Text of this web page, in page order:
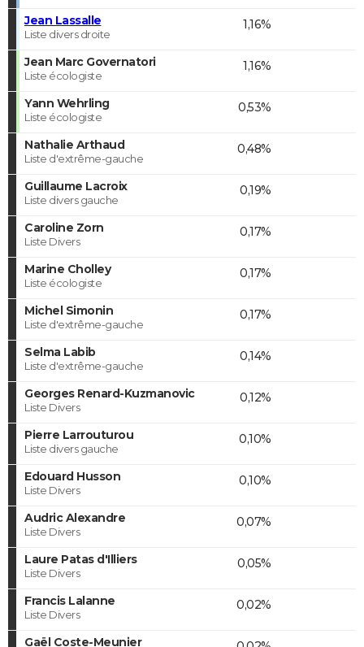
Jean Lassalle
Liste divers droite
1,16%
Jean Marc Governatori
Liste écologiste
1,16%
Yann Wehrling
Liste écologiste
0,53%
Nathalie Arthaud
Liste d'extrême-gauche
0,48%
Guillaume Lacroix
Liste divers gauche
0,19%
Caroline Zorn
Liste Divers
0,17%
Marine Cholley
Liste écologiste
0,17%
Michel Simonin
Liste d'extrême-gauche
0,17%
Selma Labib
Liste d'extrême-gauche
0,14%
Georges Renard-Kuzmanovic
Liste Divers
0,12%
Pierre Larrouturou
Liste divers gauche
0,10%
Edouard Husson
Liste Divers
0,10%
Audric Alexandre
Liste Divers
0,07%
Laure Patas d'Illiers
Liste Divers
0,05%
Francis Lalanne
Liste Divers
0,02%
Gaël Coste-Meunier